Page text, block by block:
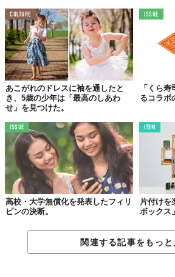
CULTURE
あこがれのドレスに袖を通したと
き、5歳の少年は「最高のしあわ
せ」を見つけた。
ISSUE
「くら
るコラボ
ISSUE
高校・大学無償化を発表したフィリ
ピンの決断。
ITEM
片付けを
ボックス」
関連する記事をもっと